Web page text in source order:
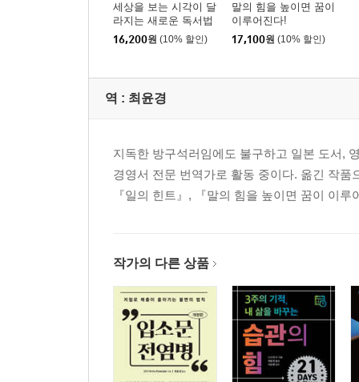
점심 시간을 활용한 독서로 연간 250권! 119
당신의 아침 독서가 아이들에게도 독서 습관을 만
작은 아웃풋만으로도 이제 잊어버리지 않는다! 127
왜 공명 맵을 다시 보는 것만으로 순식간에 생각해
‘좋아요’를 많이 받는 SNS 서평도 술술 써나갈 수
많은 사람에게 닿을 수 있는 서평의 포인트는 느슨
성공하는 사람이 책을 읽은 후에 하는 두 가지 일
스터디그룹·독서 모임에서 동료와 다른 시점을 얻
사내 독서 모임에서 독창적인 비즈니스 모델 디자
아웃풋을 늘리는 양질의 수면법 162
자기 전과 아침에 눈을 뜬 후의 한마디로 당신의
제4장 자신의 전문 분야 책 고르는 법과 읽는 법
세상을 보는 시각이 달
라지는 새로운 독서법
16,200원 (10% 할인)
말의 힘을 높이면 꿈이
이루어진다!
17,100원 (10% 할인)
역 : 최윤경
지독한 방구석러임에도 불구하고 일본 도서,
경영서 전문 번역가로 활동 중이다. 옮긴 작
『일의 힌트』, 『말의 힘을 높이면 꿈이 이
작가의 다른 상품